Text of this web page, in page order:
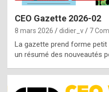
CEO Gazette 2026-02
8 mars 2026 didier_v 7
La gazette prend forme petit
un résumé des nouveautés